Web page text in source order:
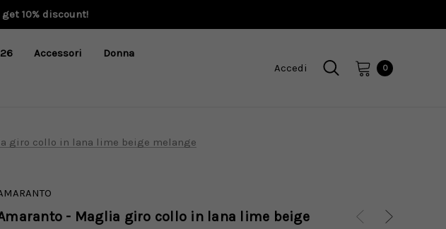
10% discount!
Accessori Donna
Accedi 0
giro collo in lana lime beige melange
- Maglia giro collo in lana lime beige